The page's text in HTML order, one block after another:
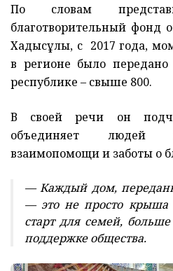
По словам
благотворительный фонд
Хадысұлы, с 2017 года,
в регионе было
республике – свыше 800.
В своей речи он
объединяет людей
взаимопомощи и заботы о
— Каждый дом,
— это не просто крыша
старт для семей,
поддержке общества.